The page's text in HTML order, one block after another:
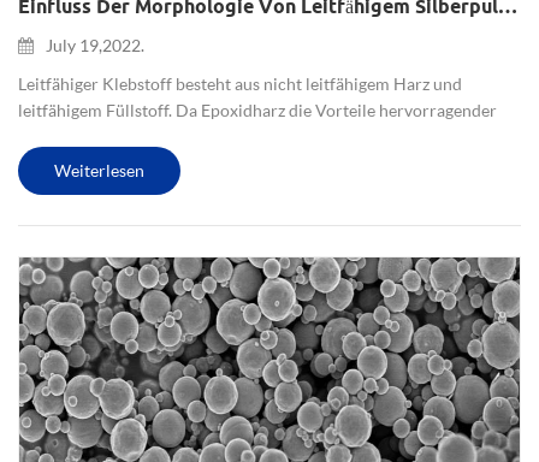
Einfluss Der Morphologie Von Leitfähigem Silberpulver (flockiges Silber Und Kugelförmiges Silber) Auf Den Leitfähigen Klebstoff
July 19,2022.
Leitfähiger Klebstoff besteht aus nicht leitfähigem Harz und
leitfähigem Füllstoff. Da Epoxidharz die Vorteile hervorragender
Schrumpfrate, guter Bindungsfähigkeit, Beständigkeit gegen
mechanischen...
Weiterlesen